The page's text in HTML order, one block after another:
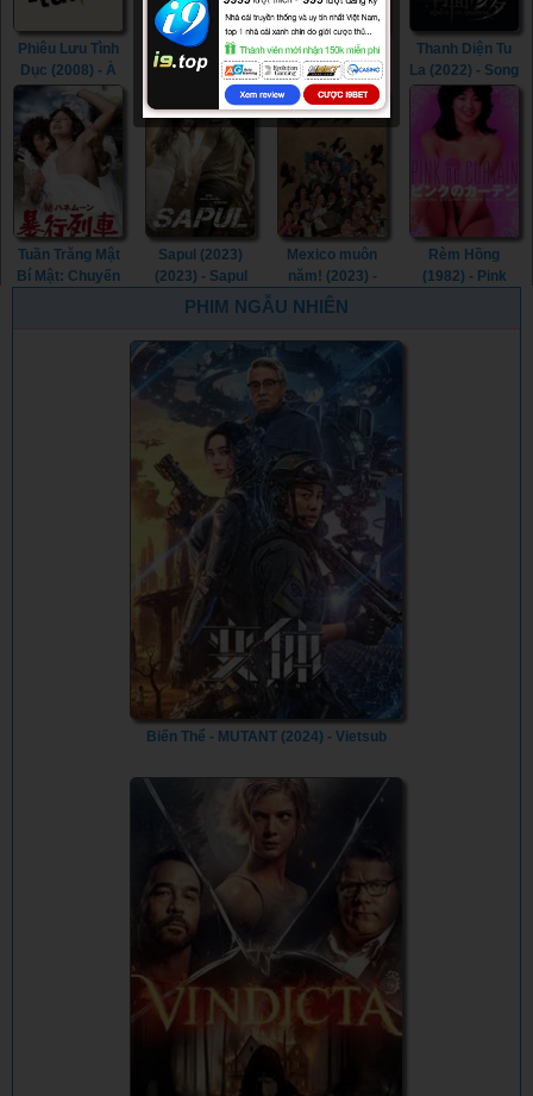
Phiêu Lưu Tình
Dục (2008) - À
l’aventure
(2008)
Nô Lệ Tình Dục
(2013) - Sweet
Whip (2013)
Tri Kỷ (2023) -
Soulmate (2023)
Thanh Diện Tu
La (2022) - Song
of the
Assassins
(2022)
Tuần Trăng Mật
Bí Mật: Chuyến
Sapul (2023)
(2023) - Sapul
(2023) (2023)
Mexico muôn
năm! (2023) -
¡Que Viva
Rèm Hồng
(1982) - Pink
PHIM NGẪU NHIÊN
Biến Thể - MUTANT (2024) - Vietsub